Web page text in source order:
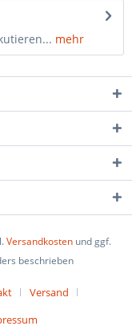
mehr
Versandkosten und ggf.
beschrieben
Versand